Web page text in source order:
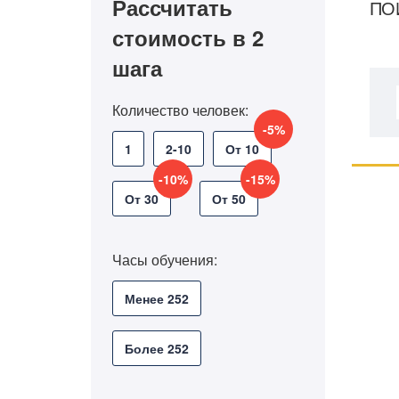
Рассчитать
стоимость в 2
шага
Количество человек:
1 2-10 От 10
-5%
От 30
-10%
От 50
-15%
Часы обучения:
Менее 252
Более 252